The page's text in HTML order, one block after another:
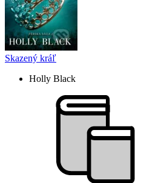
Skazený kráľ
Holly Black